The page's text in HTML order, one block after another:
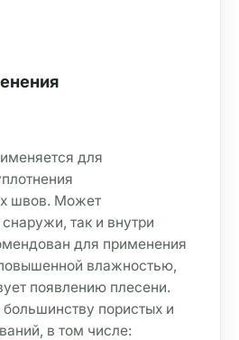
для
швов. Может
так и внутри
для применения
влажностью,
появлению плесени.
пористых и
в том числе: